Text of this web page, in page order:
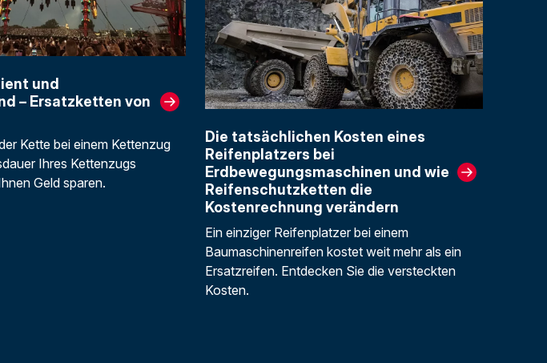
und
– Ersatzketten von
Kette bei einem Kettenzug
Ihres Kettenzugs
Geld sparen.
Die tatsächlichen Kosten eines
Reifenplatzers bei
Erdbewegungsmaschinen und wie
Reifenschutzketten die
Kostenrechnung verändern
Ein einziger Reifenplatzer bei einem
Baumaschinenreifen kostet weit mehr als ein
Ersatzreifen. Entdecken Sie die versteckten
Kosten.